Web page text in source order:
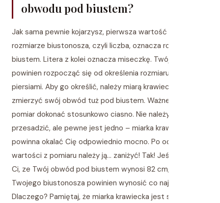
obwodu pod biustem?
Jak sama pewnie kojarzysz, pierwsza wartość w
rozmiarze biustonosza, czyli liczba, oznacza rozmiar pod
biustem. Litera z kolei oznacza miseczkę. Twój
powinien rozpocząć się od określenia rozmiaru pod
piersiami. Aby go określić, należy miarą krawiecką
zmierzyć swój obwód tuż pod biustem. Ważne, aby
pomiar dokonać stosunkowo ciasno. Nie należy z tym
przesadzić, ale pewne jest jedno – miarka krawiecka
powinna okalać Cię odpowiednio mocno. Po odczytaniu
wartości z pomiaru należy ją… zaniżyć! Tak! Jeśli wyszło
Ci, ze Twój obwód pod biustem wynosi 82 cm, to rozmiar
Twojego biustonosza powinien wynosić co najwyżej 80.
Dlaczego? Pamiętaj, że miarka krawiecka jest sztywna, a